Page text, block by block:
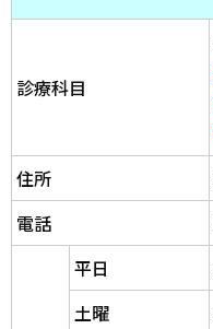
診療科目
住所
電話
平日
土曜